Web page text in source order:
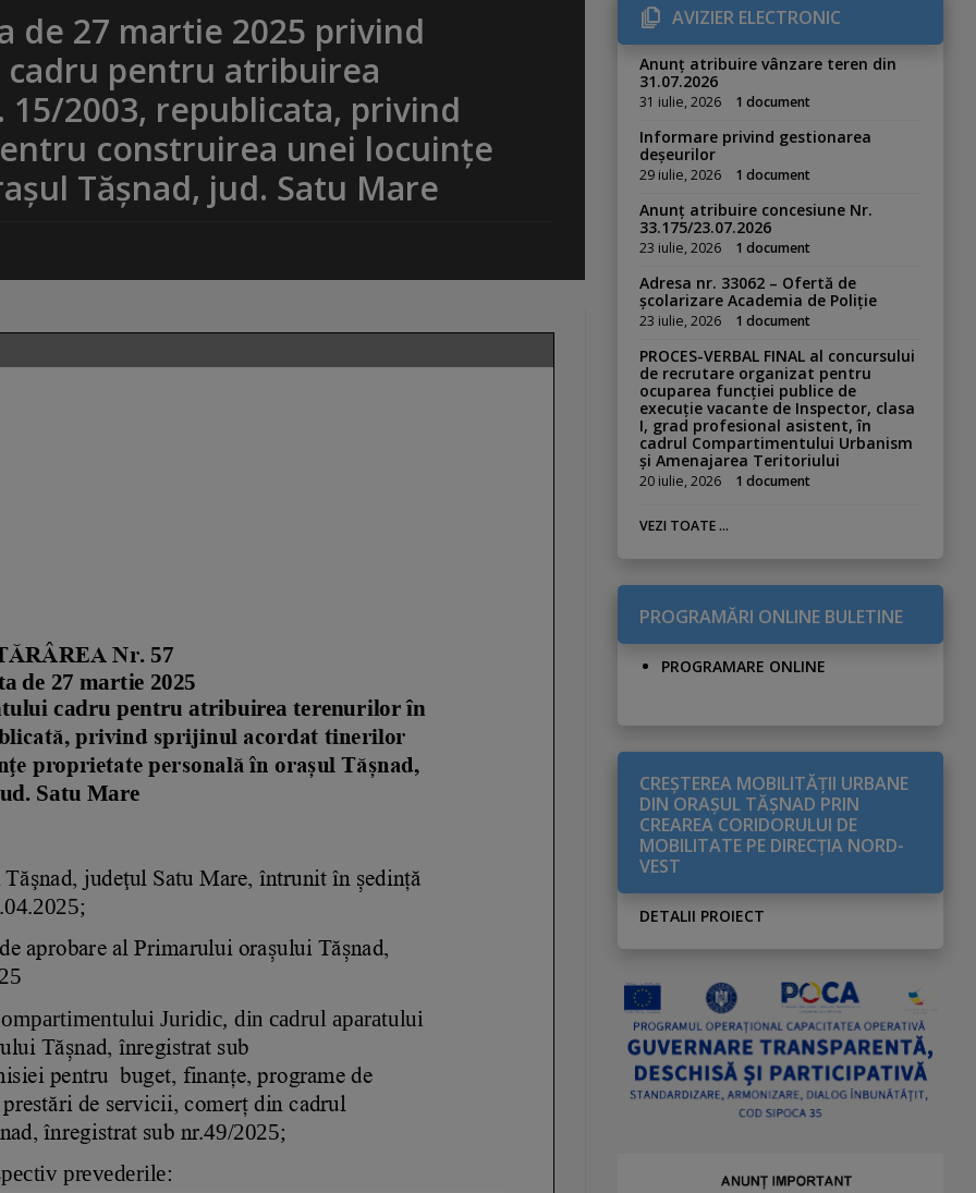
de 27 martie 2025 privind
pentru atribuirea
2003, republicata, privind
construirea unei locuințe
Tășnad, jud. Satu Mare
AVIZIER ELECTRONIC
Anunț atribuire vânzare teren din
31.07.2026
31 iulie, 2026 1 document
Informare privind gestionarea
deșeurilor
29 iulie, 2026 1 document
Anunț atribuire concesiune Nr.
33.175/23.07.2026
23 iulie, 2026 1 document
Adresa nr. 33062 – Ofertă de
școlarizare Academia de Poliție
23 iulie, 2026 1 document
PROCES-VERBAL FINAL al concursului
de recrutare organizat pentru
ocuparea funcției publice de
execuție vacante de Inspector, clasa
I, grad profesional asistent, în
cadrul Compartimentului Urbanism
și Amenajarea Teritoriului
20 iulie, 2026 1 document
VEZI TOATE ...
PROGRAMĂRI ONLINE BULETINE
PROGRAMARE ONLINE
CREŞTEREA MOBILITĂŢII URBANE
DIN ORAŞUL TĂŞNAD PRIN
CREAREA CORIDORULUI DE
MOBILITATE PE DIRECŢIA NORD-
VEST
DETALII PROIECT